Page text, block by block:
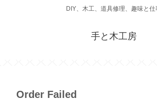
DIY、木工、道具修理、趣味と仕
手と木工房
Order Failed